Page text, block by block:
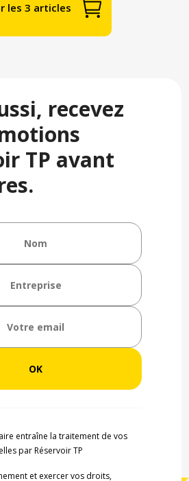
les 3 articles
recevez
TP avant
entraîne la traitement de vos
par Réservoir TP
et exercer vos droits,